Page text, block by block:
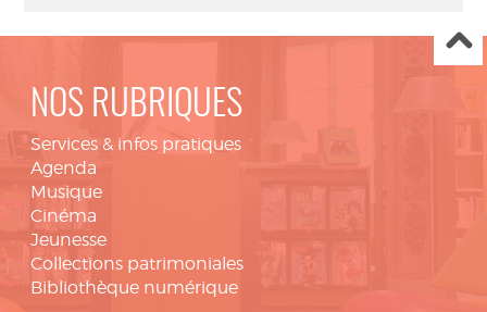
NOS RUBRIQUES
Services & infos pratiques
Agenda
Musique
Cinéma
Jeunesse
Collections patrimoniales
Bibliothèque numérique